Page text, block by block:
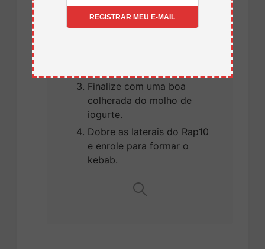
No centro do Rap10,
coloque algumas folhas de
Finalize com uma boa
colherada do molho de
iogurte.
Dobre as laterais do Rap10
e enrole para formar o
kebab.